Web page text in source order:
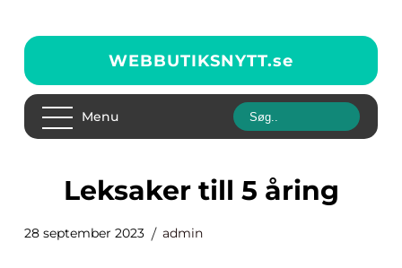
WEBBUTIKSNYTT.se
Menu
leksaker till 5 åring
28 september 2023 admin